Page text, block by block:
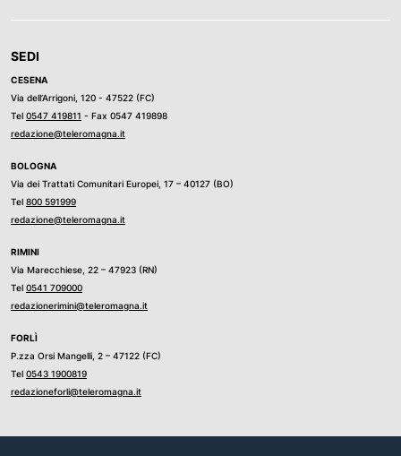
SEDI
CESENA
Via dell’Arrigoni, 120 - 47522 (FC)
Tel 0547 419811 - Fax 0547 419898
redazione@teleromagna.it
BOLOGNA
Via dei Trattati Comunitari Europei, 17 – 40127 (BO)
Tel 800 591999
redazione@teleromagna.it
RIMINI
Via Marecchiese, 22 – 47923 (RN)
Tel 0541 709000
redazionerimini@teleromagna.it
FORLÌ
P.zza Orsi Mangelli, 2 – 47122 (FC)
Tel 0543 1900819
redazioneforli@teleromagna.it